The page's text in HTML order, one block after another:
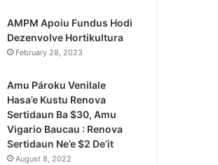
AMPM Apoiu Fundus Hodi
Dezenvolve Hortikultura
February 28, 2023
Amu Pároku Venilale
Hasa’e Kustu Renova
Sertidaun Ba $30, Amu
Vigario Baucau : Renova
Sertidaun Ne’e $2 De’it
August 8, 2022